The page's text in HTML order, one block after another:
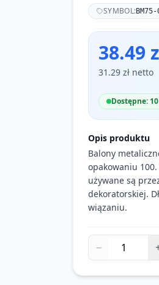
SYMBOL:
38.49
31.29 zł netto
Dostępne:
Opis produktu
Balony
opakowaniu
używane są
dekoratorskiej.
wiązaniu.
−